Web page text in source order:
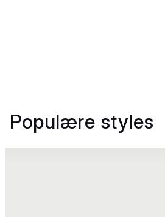
Populære styles